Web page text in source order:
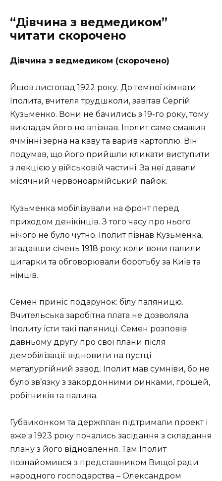
“Дівчина з ведмедиком”
читати скорочено
Дівчина з ведмедиком (скорочено)
Йшов листопад 1922 року. До темної кімнати
Іполита, вчителя трудшколи, завітав Сергій
Кузьменко. Вони не бачились з 19-го року, тому
викладач його не впізнав. Іполит саме смажив
ячмінні зерна на каву та варив картоплю. Він
подумав, що його прийшли кликати виступити
з лекцією у військовій частині. За неї давали
місячний червоноармійський пайок.
Кузьменка мобілізували на фронт перед
приходом денікінців. З того часу про нього
нічого не було чутно. Іполит пізнав Кузьменка,
згадавши січень 1918 року: коли вони палили
цигарки та обговорювали боротьбу за Київ та
німців.
Семен приніс подарунок: білу паляницю.
Вчительська заробітна плата не дозволяла
Іполиту їсти такі паляниці. Семен розповів
давньому другу про свої плани після
демобілізації: відновити на пустці
металургійний завод. Іполит мав сумніви, бо не
було зв’язку з закордонними ринками, грошей,
робітників та палива.
Губвиконком та держплан підтримали проект і
вже з 1923 року почались засідання з складання
плану з його відновлення. Там Іполит
познайомився з представником Вищої ради
народного господарства – Олександром